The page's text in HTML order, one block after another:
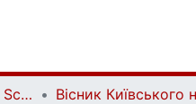
Наукова періодика | Scientific periodicals